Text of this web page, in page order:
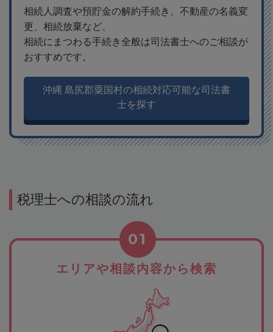
相続人調査や預貯金の解約手続き、不動産の名義変
更、相続放棄など、
相続にまつわる手続き全般は司法書士へのご相談が
おすすめです。
沖縄 島尻郡粟国村の相続対応可能な司法書
士を探す
税理士への相談の流れ
エリアや相談内容から検索
01